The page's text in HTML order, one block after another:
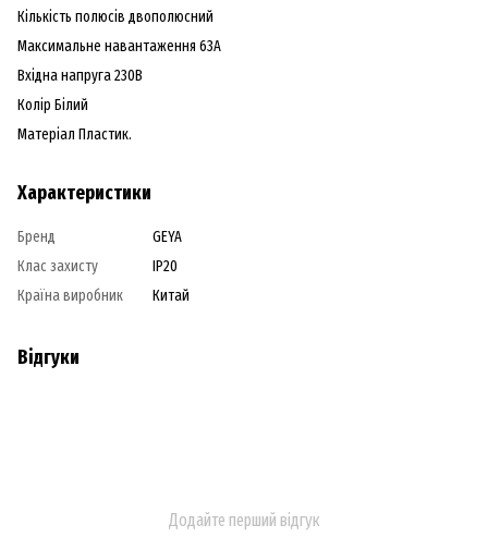
Кількість полюсів двополюсний
Максимальне навантаження 63А
Вхідна напруга 230В
Колір Білий
Матеріал Пластик.
Характеристики
Бренд
GEYA
Клас захисту
IP20
Країна виробник
Китай
Відгуки
Додайте перший відгук